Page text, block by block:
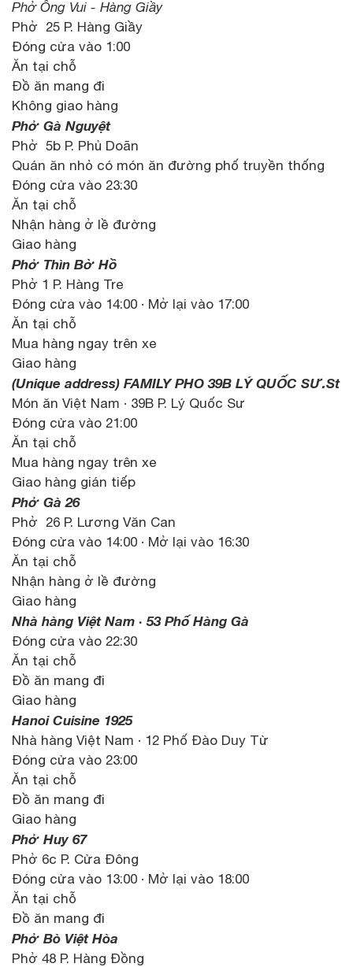
Phở Ông Vui - Hàng Giầy
Phở 25 P. Hàng Giầy
Đóng cửa vào 1:00
Ăn tại chỗ
Đồ ăn mang đi
Không giao hàng
Phở Gà Nguyệt
Phở 5b P. Phủ Doãn
Quán ăn nhỏ có món ăn đường phố truyền thống
Đóng cửa vào 23:30
Ăn tại chỗ
Nhận hàng ở lề đường
Giao hàng
Phở Thìn Bờ Hồ
Phở 1 P. Hàng Tre
Đóng cửa vào 14:00 · Mở lại vào 17:00
Ăn tại chỗ
Mua hàng ngay trên xe
Giao hàng
(Unique address) FAMILY PHO 39B LÝ QUỐC SƯ.St
Món ăn Việt Nam · 39B P. Lý Quốc Sư
Đóng cửa vào 21:00
Ăn tại chỗ
Mua hàng ngay trên xe
Giao hàng gián tiếp
Phở Gà 26
Phở 26 P. Lương Văn Can
Đóng cửa vào 14:00 · Mở lại vào 16:30
Ăn tại chỗ
Nhận hàng ở lề đường
Giao hàng
Nhà hàng Việt Nam · 53 Phố Hàng Gà
Đóng cửa vào 22:30
Ăn tại chỗ
Đồ ăn mang đi
Giao hàng
Hanoi Cuisine 1925
Nhà hàng Việt Nam · 12 Phố Đào Duy Từ
Đóng cửa vào 23:00
Ăn tại chỗ
Đồ ăn mang đi
Giao hàng
Phở Huy 67
Phở 6c P. Cửa Đông
Đóng cửa vào 13:00 · Mở lại vào 18:00
Ăn tại chỗ
Đồ ăn mang đi
Phở Bò Việt Hòa
Phở 48 P. Hàng Đồng